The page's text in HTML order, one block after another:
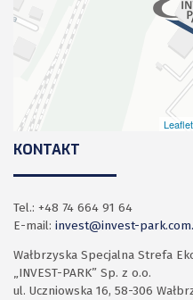
Leaflet
KONTAKT
Tel.: +48 74 664 91 64
E-mail: invest@invest-
Wałbrzyska Specjalna Strefa
„INVEST-PARK” Sp. z o.o.
ul. Uczniowska 16, 58-306